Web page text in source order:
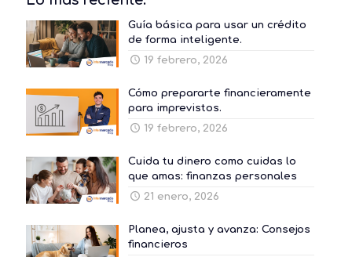
Guía básica para usar un crédito
de forma inteligente.
19 febrero, 2026
Cómo prepararte financieramente
para imprevistos.
19 febrero, 2026
Cuida tu dinero como cuidas lo
que amas: finanzas personales
21 enero, 2026
Planea, ajusta y avanza: Consejos
financieros